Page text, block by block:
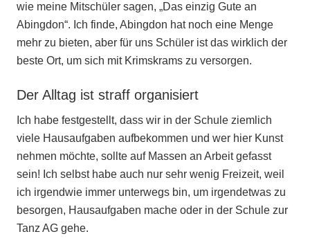
wie meine Mitschüler sagen, „Das einzig Gute an
Abingdon“. Ich finde, Abingdon hat noch eine Menge
mehr zu bieten, aber für uns Schüler ist das wirklich der
beste Ort, um sich mit Krimskrams zu versorgen.
Der Alltag ist straff organisiert
Ich habe festgestellt, dass wir in der Schule ziemlich
viele Hausaufgaben aufbekommen und wer hier Kunst
nehmen möchte, sollte auf Massen an Arbeit gefasst
sein! Ich selbst habe auch nur sehr wenig Freizeit, weil
ich irgendwie immer unterwegs bin, um irgendetwas zu
besorgen, Hausaufgaben mache oder in der Schule zur
Tanz AG gehe.